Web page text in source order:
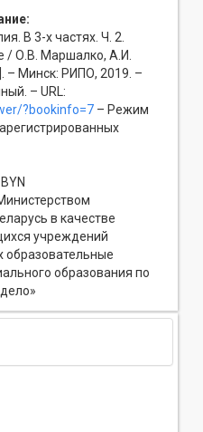
В 3-х частях. Ч. 2.
/ О.В. Маршалко, А.И.
– Минск: РИПО, 2019. –
– URL:
?bookinfo=7 – Режим
в качестве
учреждений
образовательные
образования по